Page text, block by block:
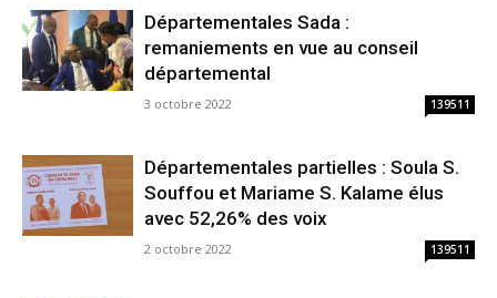
Départementales Sada :
remaniements en vue au conseil
départemental
3 octobre 2022 139511
Départementales partielles : Soula S.
Souffou et Mariame S. Kalame élus
avec 52,26% des voix
2 octobre 2022 139511